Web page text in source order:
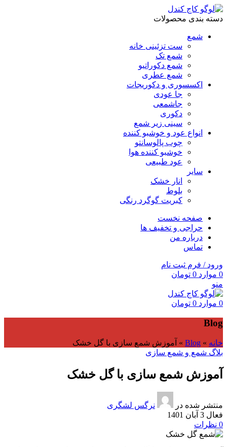
دسته بندی محصولات
شمع
ست تزئینی خانه
شمع تک
شمع دکوراتیو
شمع عطری
اکسسوری و دکوریجات
جا عودی
جاشمعی
دکوری
سینی زیر شمع
انواع عود و خوشبو کننده
چوب پالوسانتو
خوشبو کننده هوا
عود طبیعی
سایر
انار خشک
بلوط
کبریت گوگرد رنگی
صفحه نخست
حراجی و تخفیف ها
درباره من
تماس
ورود / فرم ثبت نام
0 موارد 0 تومان
منو
0 موارد 0 تومان
Blog
خانه »
Blog
» آموزش شمع سازی با گل خشک
بلاگ شمع و شمع سازی
آموزش شمع سازی با گل خشک
منتشر شده در
نرگس لشگری
فعال 3 آبان 1401
0 نظرات